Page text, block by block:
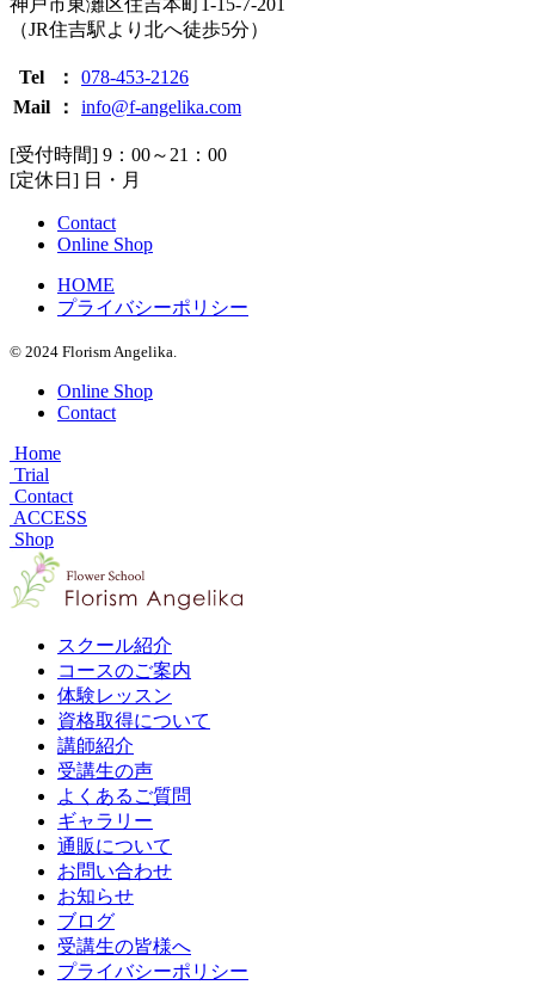
神戸市東灘区住吉本町1-15-7-201
（JR住吉駅より北へ徒歩5分）
Tel ：
078-453-2126
Mail
： info@f-angelika.com
[受付時間] 9：00～21：00
[定休日] 日・月
Contact
Online Shop
HOME
プライバシーポリシー
© 2024 Florism Angelika.
Online Shop
Contact
Home
Trial
Contact
ACCESS
Shop
スクール紹介
コースのご案内
体験レッスン
資格取得について
講師紹介
受講生の声
よくあるご質問
ギャラリー
通販について
お問い合わせ
お知らせ
ブログ
受講生の皆様へ
プライバシーポリシー